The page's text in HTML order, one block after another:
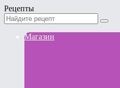
Рецепты
Магазин